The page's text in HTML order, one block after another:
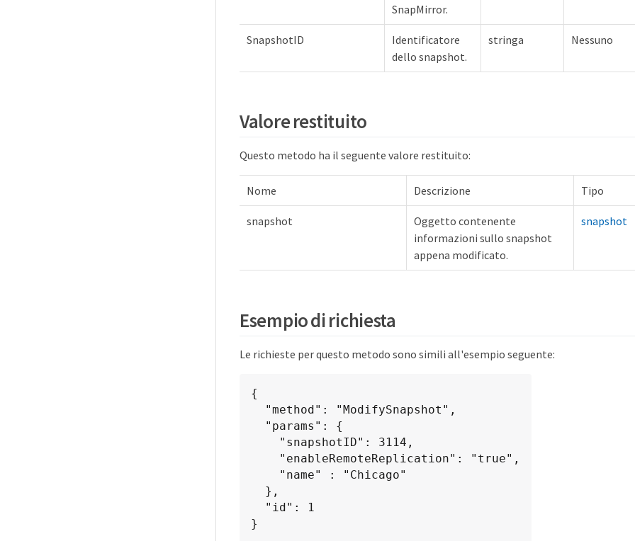
SnapMirror.
SnapshotID
Identificatore
dello snapshot.
stringa Nessuno
Valore restituito
Questo metodo ha il seguente valore restituito:
Nome Descrizione Tipo
snapshot
Oggetto contenente
informazioni sullo snapshot
appena modificato.
snapshot
Esempio di richiesta
Le richieste per questo metodo sono simili all'esempio seguente:
{
}